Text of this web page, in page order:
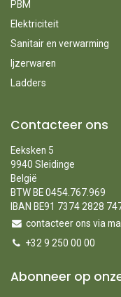
PBM
Elektriciteit
Sanitair en verwarming
Ijzerwaren
Ladders
Contacteer ons
Eeksken 5
9940 Sleidinge
België
BTW BE 0454.767.969
IBAN BE91 7374 2828
contacteer ons via
+32 9 250 00 00
Abonneer op